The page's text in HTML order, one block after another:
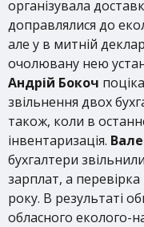
організувала
доправлялися до
але у в митній
очолювану нею
Андрій Бокоч
звільнення двох
також, коли в
інвентаризація.
бухгалтери
зарплат, а
року. В результаті
обласного еколого-